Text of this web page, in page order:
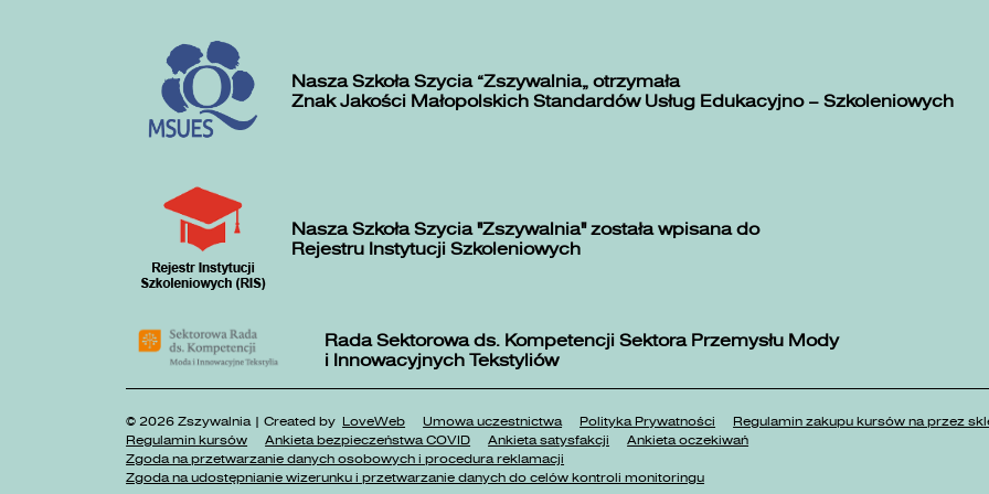
Nasza Szkoła Szycia „Zszywalnia” otrzymała
Znak Jakości Małopolskich Standardów Usług Edukacyjno – Szkoleniowych
Nasza Szkoła Szycia "Zszywalnia" została wpisana do
Rejestru Instytucji Szkoleniowych
Rada Sektorowa ds. Kompetencji Sektora Przemysłu Mody
i Innowacyjnych Tekstyliów
© 2026 Zszywalnia | Created by LoveWeb Umowa uczestnictwa Polityka Prywatności
Regulamin zakupu kursów na przez
Regulamin kursów
Ankieta bezpieczeństwa COVID Ankieta satysfakcji
Ankieta oczekiwań
Zgoda na przetwarzanie danych osobowych i procedura reklamacji
Zgoda na udostępnianie wizerunku i przetwarzanie danych do celów kontroli monitoringu